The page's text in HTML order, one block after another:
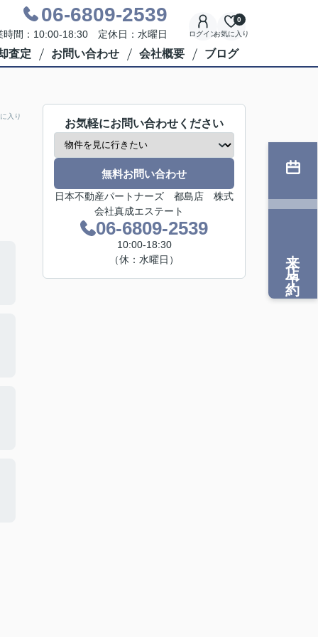
06-6809-2539
時間：10:00-18:30 定休日：水曜日 ログインお気に入り
0
査定 お問い合わせ 会社概要 ブログ
入り
お気軽にお問い合わせください
無料お問い合わせ
日本不動産パートナーズ 都島店 株式
会社真成エステート
06-6809-2539
10:00-18:30
（休：水曜日）
来店予約